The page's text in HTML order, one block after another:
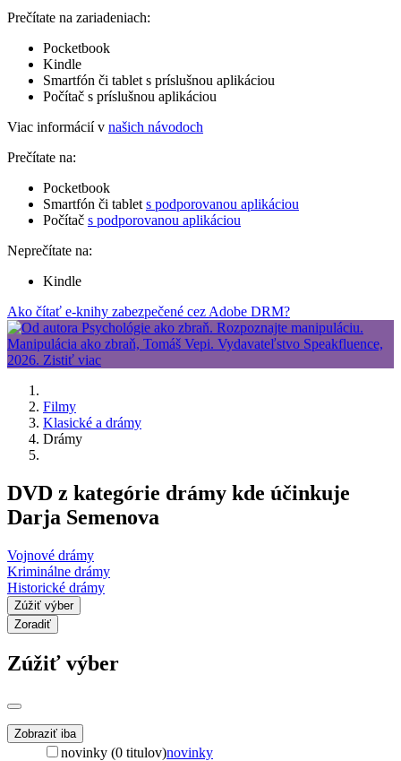
Prečítate na zariadeniach:
Pocketbook
Kindle
Smartfón či tablet s príslušnou aplikáciou
Počítač s príslušnou aplikáciou
Viac informácií v našich návodoch
Prečítate na:
Pocketbook
Smartfón či tablet s podporovanou aplikáciou
Počítač s podporovanou aplikáciou
Neprečítate na:
Kindle
Ako čítať e-knihy zabezpečené cez Adobe DRM?
Filmy
Klasické a drámy
Drámy
DVD z kategórie drámy kde účinkuje
Darja Semenova
Vojnové drámy
Kriminálne drámy
Historické drámy
Zúžiť výber
Zoradiť
Zúžiť výber
Zobraziť iba
novinky (0 titulov)novinky